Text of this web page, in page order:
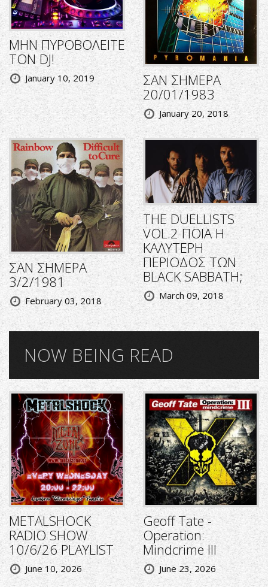
ΜΗΝ ΠΥΡΟΒΟΛΕΙΤΕ
ΤΟΝ DJ!
January 10, 2019
ΣΑΝ ΣΗΜΕΡΑ
20/01/1983
January 20, 2018
ΣΑΝ ΣΗΜΕΡΑ
3/2/1981
February 03, 2018
THE DUELLISTS
VOL.2 ΠΟΙΑ Η
ΚΑΛΥΤΕΡΗ
ΠΕΡΙΟΔΟΣ ΤΩΝ
BLACK SABBATH;
March 09, 2018
NOW BEING READ
METALSHOCK
RADIO SHOW
10/6/26 PLAYLIST
June 10, 2026
Geoff Tate -
Operation:
Mindcrime III
June 23, 2026